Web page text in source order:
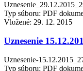
Typ súboru: PDF
Vložené: 29. 12. 2015
Uznesenie
Uznesenie-
Typ súboru: PDF